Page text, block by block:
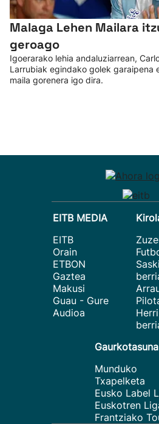
Malaga Lehen Mailara
geroago
Igoerarako lehia andaluziarrean,
Larrubiak egindako golek garaipena
maila gorenera igo dira.
EITB MEDIA
EITB
Orain
ETBON
Gaztea
Makusi
Guau - Gure
Audioa
Gaurkotasuna
Munduko
Txapelketa
Eusko Label
Euskotren
Frantziako